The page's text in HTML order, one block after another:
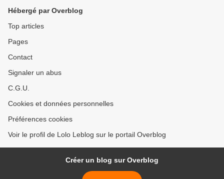
Hébergé par Overblog
Top articles
Pages
Contact
Signaler un abus
C.G.U.
Cookies et données personnelles
Préférences cookies
Voir le profil de Lolo Leblog sur le portail Overblog
Créer un blog sur Overblog